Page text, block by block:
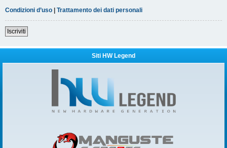
Condizioni d’uso | Trattamento dei dati personali
Iscriviti
Siti HW Legend